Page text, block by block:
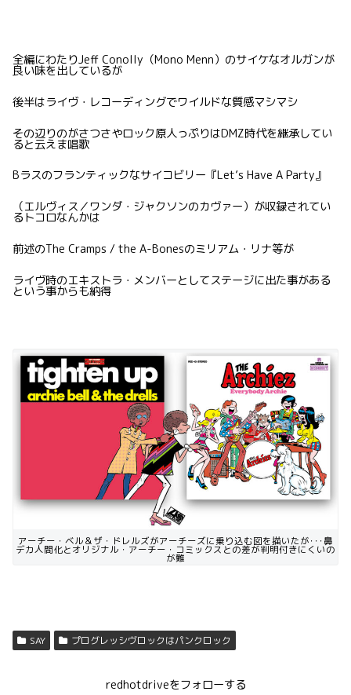
全編にわたりJeff Conolly（Mono Menn）のサイケなオルガンが
良い味を出しているが
後半はライヴ・レコーディングでワイルドな質感マシマシ
その辺りのがさつさやロック原人っぷりはDMZ時代を継承してい
ると云えま唱歌
Bラスのフランティックなサイコビリー『Let’s Have A Party』
（エルヴィス／ワンダ・ジャクソンのカヴァー）が収録されてい
るトコロなんかは
前述のThe Cramps / the A-Bonesのミリアム・リナ等が
ライヴ時のエキストラ・メンバーとしてステージに出た事がある
という事からも納得
アーチー・ベル＆ザ・ドレルズがアーチーズに乗り込む図を描いたが･･･鼻
デカ人間化とオリジナル・アーチー・コミックスとの差が判明付きにくいの
が難
SAY プログレッシヴロックはパンクロック
redhotdriveをフォローする